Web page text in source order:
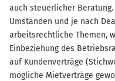
auch steuerlicher
Umständen und je nach
arbeitsrechtliche Themen,
Einbeziehung des
auf Kundenverträge
mögliche Mietverträge